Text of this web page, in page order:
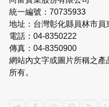
統一編號：70735933
地址：台灣彰化縣員林市員
電話：04-8350222
傳真：04-8350900
網站內文字或圖片所稱之產
所有。